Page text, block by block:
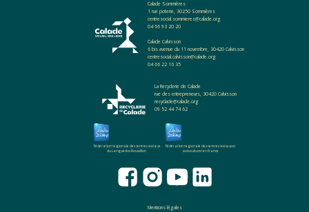
Calade Sommières
1 rue poterie, 30250 Sommières
centresocial.sommieres@calade.org
04 66 93 20 20
Calade Calvisson
6 bis avenue du 11 novembre, 30420 Calvisson
centresocial.calvisson@calade.org
04 66 22 16 35
La Recyclerie de Calade
rue des entrepreneurs, 30420 Calvisson
recyclade@calade.org
09 52 44 74 62
Fédération regionale des centres sociaux
du Languedoc-Roussillon
Fédération regionale des centres sociaux et
socioculturel en France
Mentions légales